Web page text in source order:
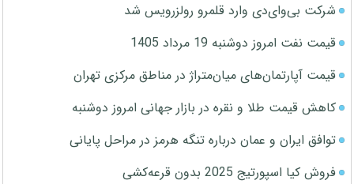
شرکت بی‌وای‌دی وارد قلمرو رولزرویس شد
قیمت نفت امروز دوشنبه 19 مرداد 1405
قیمت آپارتمان‌های میان‌متراژ در مناطق مرکزی تهران
کاهش قیمت طلا و نقره در بازار جهانی امروز دوشنبه
توافق ایران و عمان درباره تنگه هرمز در مراحل پایانی
فروش کیا اسپورتیج 2025 بدون قرعه‌کشی